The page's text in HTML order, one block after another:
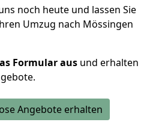
noch heute und lassen Sie
Umzug nach Mössingen
Formular aus und erhalten
Angebote erhalten